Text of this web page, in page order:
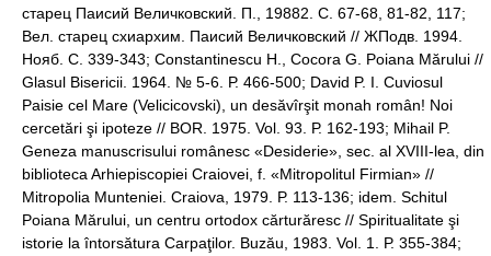
старец Паисий Величковский. П., 19882. С. 67-68, 81-82, 117;
Вел. старец схиархим. Паисий Величковский // ЖПодв. 1994.
Нояб. С. 339-343; Constantinescu H., Cocora G. Poiana Mărului //
Glasul Bisericii. 1964. № 5-6. Р. 466-500; David P. I. Cuviosul
Paisie cel Mare (Velicicovski), un desăvîrşit monah român! Noi
cercetări şi ipoteze // BOR. 1975. Vol. 93. Р. 162-193; Mihail P.
Geneza manuscrisului românesc «Desiderie», sec. al XVIII-lea, din
biblioteca Arhiepiscopiei Craiovei, f. «Mitropolitul Firmian» //
Mitropolia Munteniei. Craiova, 1979. Р. 113-136; idem. Schitul
Poiana Mărului, un centru ortodox cărturăresc // Spiritualitate şi
istorie la întorsătura Carpaţilor. Buzău, 1983. Vol. 1. Р. 355-384;